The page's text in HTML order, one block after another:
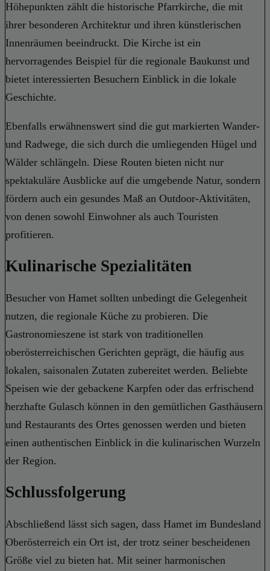
Höhepunkten zählt die historische Pfarrkirche, die mit
ihrer besonderen Architektur und ihren künstlerischen
Innenräumen beeindruckt. Die Kirche ist ein
hervorragendes Beispiel für die regionale Baukunst und
bietet interessierten Besuchern Einblick in die lokale
Geschichte.
Ebenfalls erwähnenswert sind die gut markierten Wander-
und Radwege, die sich durch die umliegenden Hügel und
Wälder schlängeln. Diese Routen bieten nicht nur
spektakuläre Ausblicke auf die umgebende Natur, sondern
fördern auch ein gesundes Maß an Outdoor-Aktivitäten,
von denen sowohl Einwohner als auch Touristen
profitieren.
Kulinarische Spezialitäten
Besucher von Hamet sollten unbedingt die Gelegenheit
nutzen, die regionale Küche zu probieren. Die
Gastronomieszene ist stark von traditionellen
oberösterreichischen Gerichten geprägt, die häufig aus
lokalen, saisonalen Zutaten zubereitet werden. Beliebte
Speisen wie der gebackene Karpfen oder das erfrischend
herzhafte Gulasch können in den gemütlichen Gasthäusern
und Restaurants des Ortes genossen werden und bieten
einen authentischen Einblick in die kulinarischen Wurzeln
der Region.
Schlussfolgerung
Abschließend lässt sich sagen, dass Hamet im Bundesland
Oberösterreich ein Ort ist, der trotz seiner bescheidenen
Größe viel zu bieten hat. Mit seiner harmonischen